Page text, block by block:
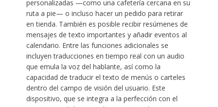
personalizadas —como una cafetería cercana en su
ruta a pie— o incluso hacer un pedido para retirar
en tienda. También es posible recibir resúmenes de
mensajes de texto importantes y añadir eventos al
calendario. Entre las funciones adicionales se
incluyen traducciones en tiempo real con un audio
que emula la voz del hablante, así como la
capacidad de traducir el texto de menús o carteles
dentro del campo de visión del usuario. Este
dispositivo, que se integra a la perfección con el